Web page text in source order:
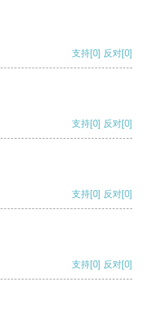
支持[0] 反对[0]
支持[0] 反对[0]
支持[0] 反对[0]
支持[0] 反对[0]